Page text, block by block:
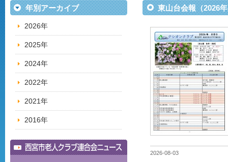
東山台会報（2026
2026-08-03
年別アーカイブ
2026年
2025年
2024年
2022年
2021年
2016年